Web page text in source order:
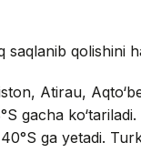
qolishini
Atirau,
gacha ko‘tariladi.
ga yetadi.